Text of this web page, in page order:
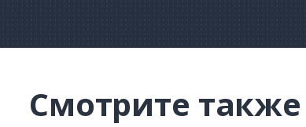
Смотрите также